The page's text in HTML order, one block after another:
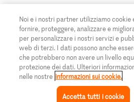
Ricette al forno
Ricette per famiglie & bambini
Tutte le ricette
Login Migusto
Rivista Migusto
Concorsi
Contatti
Pubblicità
Impressum
Informazioni legali
Protezione dei dati
Migros Online
A proposito della Migros
Filiali
Cumulus
© 2026 Federazione delle cooperative
Noi e i nostri partner utilizziamo cookie
fornire, proteggere, analizzare e
per personalizzare i nostri servizi e
web di terzi. I dati possono anche
che potrebbero non avere un livello
protezione dei dati. Ulteriori
nelle nostre informazioni sui cookie.
Accetta tutti i cookie